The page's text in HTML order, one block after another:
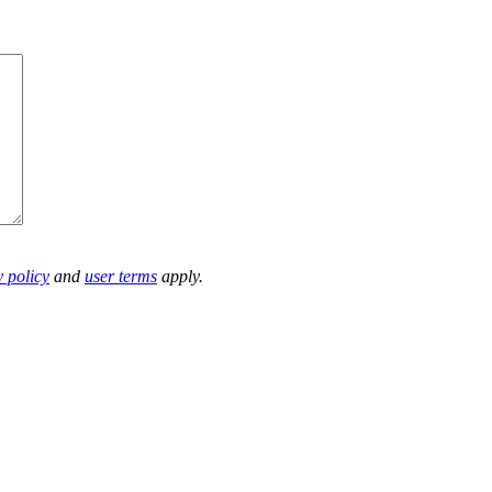
policy and user terms apply.